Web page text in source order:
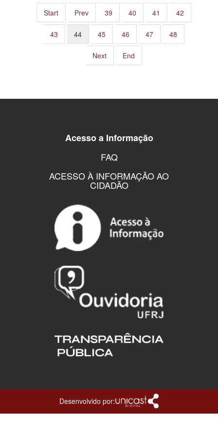
Start
Prev 39 40 41 42
43 44 45 46 47 48
Next End
Acesso a Informação
FAQ
ACESSO À INFORMAÇÃO AO
CIDADÃO
Desenvolvido por: